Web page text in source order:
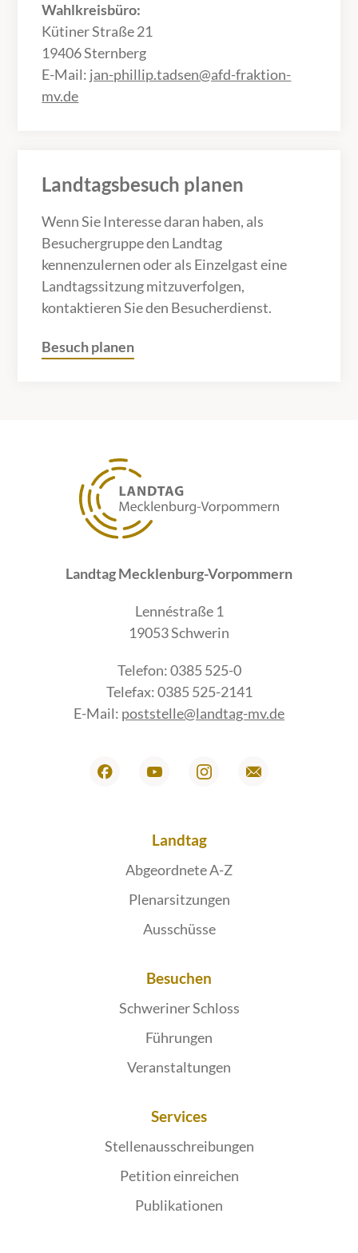
Wahlkreisbüro:
Kütiner Straße 21
19406 Sternberg
E-Mail: jan-phillip.tadsen@afd-fraktion-
mv.de
Landtagsbesuch planen
Wenn Sie Interesse daran haben, als
Besuchergruppe den Landtag
kennenzulernen oder als Einzelgast eine
Landtagssitzung mitzuverfolgen,
kontaktieren Sie den Besucherdienst.
Besuch planen
Landtag Mecklenburg-Vorpommern
Lennéstraße 1
19053 Schwerin
Telefon: 0385 525-0
Telefax: 0385 525-2141
E-Mail: poststelle@landtag-mv.de
Landtag
Abgeordnete A-Z
Plenarsitzungen
Ausschüsse
Besuchen
Schweriner Schloss
Führungen
Veranstaltungen
Services
Stellenausschreibungen
Petition einreichen
Publikationen